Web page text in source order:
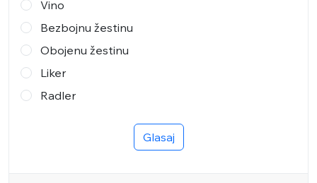
Vino
Bezbojnu žestinu
Obojenu žestinu
Liker
Radler
Glasaj